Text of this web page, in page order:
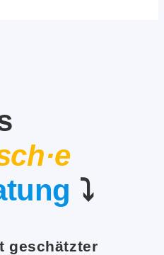
⤵️
geschätzter